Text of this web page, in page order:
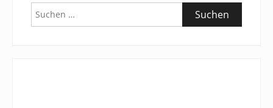
Suchen
nach: